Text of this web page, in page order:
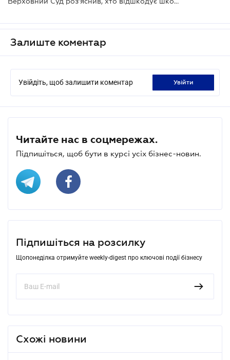
Залиште коментар
Увійдіть, щоб залишити коментар увійти
Читайте нас в соцмережах.
Підпишіться, щоб бути в курсі усіх бізнес-новин.
Підпишіться на розсилку
Щопонеділка отримуйте weekly-digest про ключові події бізнесу
Схожі новини